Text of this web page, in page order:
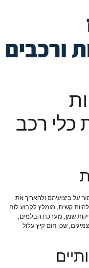
כלי רכב
על ביצועיהם ולהאריך את
להיות קשים, מומלץ לקבוע לוח
שמן, מערכת הבלמים,
שכן חום קיץ עלול